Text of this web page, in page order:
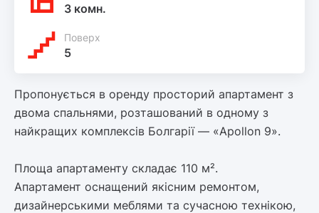
3 комн.
Поверх
5
Пропонується в оренду просторий апартамент з
двома спальнями, розташований в одному з
найкращих комплексів Болгарії — «Apollon 9».
Площа апартаменту складає 110 м².
Апартамент оснащений якісним ремонтом,
дизайнерськими меблями та сучасною технікою,